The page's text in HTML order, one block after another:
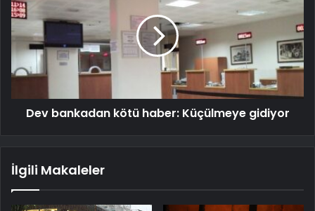
Dev bankadan kötü haber: Küçülmeye gidiyor
İlgili Makaleler